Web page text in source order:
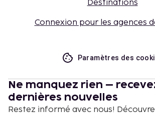
Destinations
Connexion pour les agences
Paramètres des
Ne manquez rien –
dernières nouvelles
Restez informé avec nous!